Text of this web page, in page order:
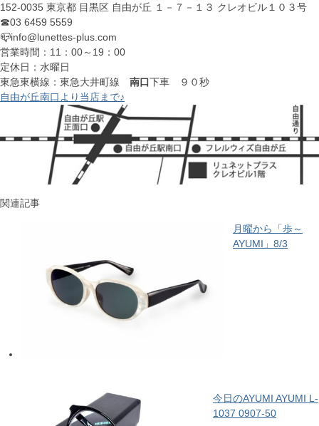
152-0035 東京都 目黒区 自由が丘 １－７－１３ クレオビル１０３号
☎03 6459 5559
📪info@lunettes-plus.com
営業時間：11：00～19：00
定休日：水曜日
東急東横線：東急大井町線 南口下車 ９０秒
自由が丘南口より当店まで♪
関連記事
月曜から「歩～
AYUMI」8/3
今日のAYUMI AYUMI L-
1037 0907-50